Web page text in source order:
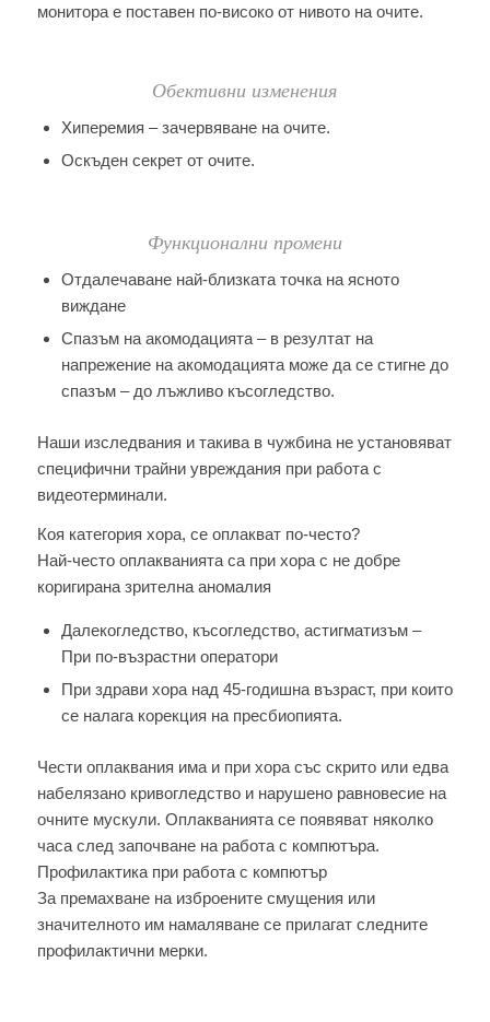
монитора е поставен по-високо от нивото на очите.
Обективни изменения
Хиперемия – зачервяване на очите.
Оскъден секрет от очите.
Функционални промени
Отдалечаване най-близката точка на ясното
виждане
Спазъм на акомодацията – в резултат на
напрежение на акомодацията може да се стигне до
спазъм – до лъжливо късогледство.
Наши изследвания и такива в чужбина не установяват
специфични трайни увреждания при работа с
видеотерминали.
Коя категория хора, се оплакват по-често?
Най-често оплакванията са при хора с не добре
коригирана зрителна аномалия
Далекогледство, късогледство, астигматизъм –
При по-възрастни оператори
При здрави хора над 45-годишна възраст, при които
се налага корекция на пресбиопията.
Чести оплаквания има и при хора със скрито или едва
набелязано кривогледство и нарушено равновесие на
очните мускули. Оплакванията се появяват няколко
часа след започване на работа с компютъра.
Профилактика при работа с компютър
За премахване на изброените смущения или
значителното им намаляване се прилагат следните
профилактични мерки.